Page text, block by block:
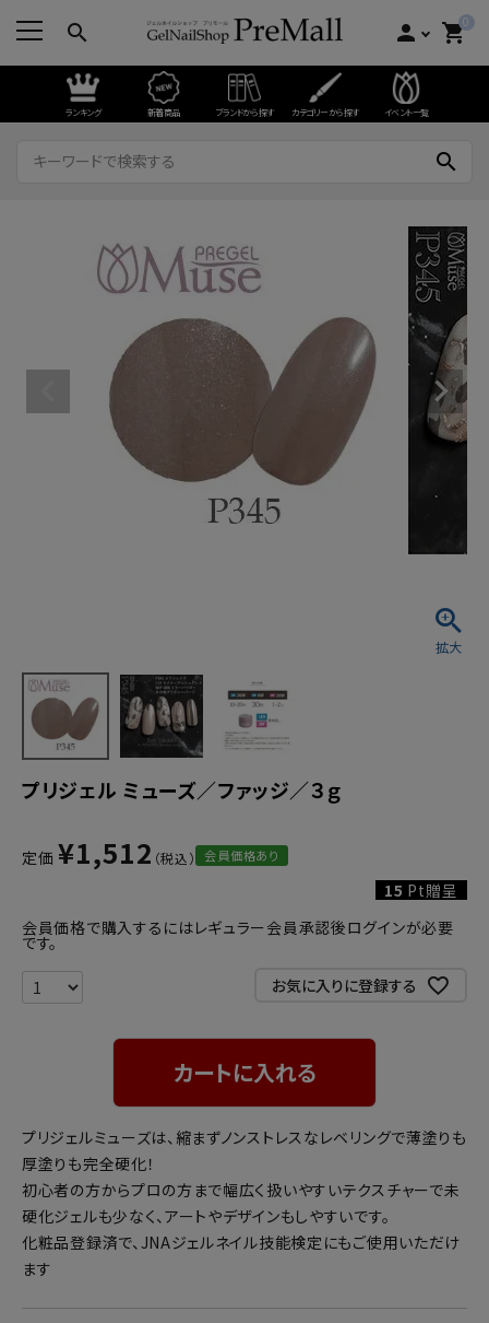
search person 0
shopping_cart
ランキング 新着商品 ブランドから探す カテゴリーから探す イベント一覧
search
プリジェル ミューズ／ファッジ／３ｇ
定価 ¥1,512 会員価格あり
15 Pt贈呈
会員価格で購入するにはレギュラー会員承認後ログインが必要
です。
お気に入りに登録する
カートに入れる
プリジェルミューズは、縮まずノンストレスなレベリングで薄塗りも
厚塗りも完全硬化！
初心者の方からプロの方まで幅広く扱いやすいテクスチャーで未
硬化ジェルも少なく、アートやデザインもしやすいです。
化粧品登録済で、JNAジェルネイル技能検定にもご使用いただけ
ます